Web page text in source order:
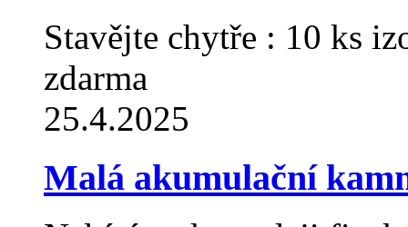
Stavějte chytře : 10 ks
zdarma
25.4.2025
Malá akumulační